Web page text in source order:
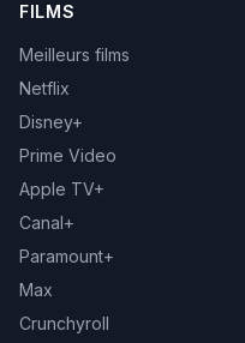
FILMS
Meilleurs films
Netflix
Disney+
Prime Video
Apple TV+
Canal+
Paramount+
Max
Crunchyroll